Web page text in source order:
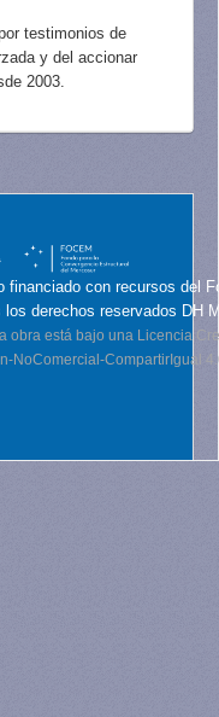
testimonios de
y del accionar
2003.
financiado con recursos del
derechos reservados DH
obra está bajo una Licencia
NoComercial-CompartirIgual